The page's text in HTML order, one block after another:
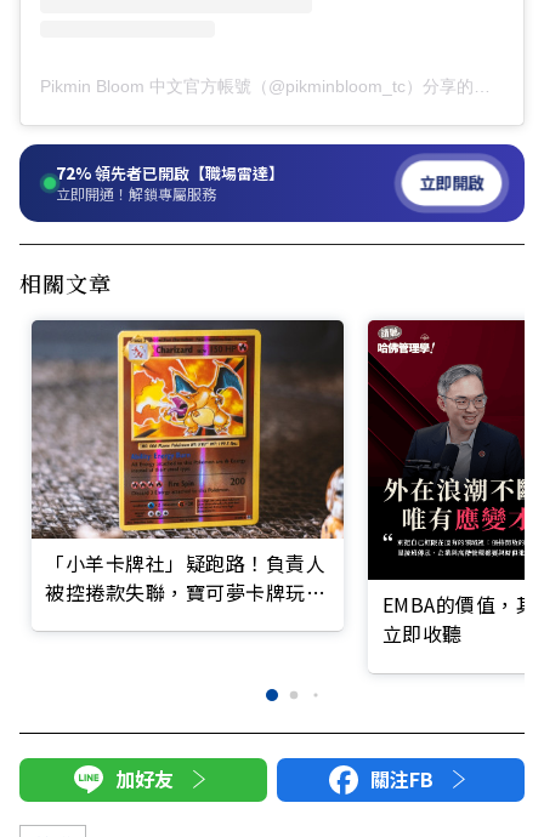
Pikmin Bloom 中文官方帳號（@pikminbloom_tc）分享的貼文
72%領先者已開啟【職場雷達】
立即開通！解鎖專屬服務 立即開啟
相關文章
「小羊卡牌社」疑跑路！負責人
被控捲款失聯，寶可夢卡牌玩
EMBA的價值，
立即收聽
加好友 關注FB